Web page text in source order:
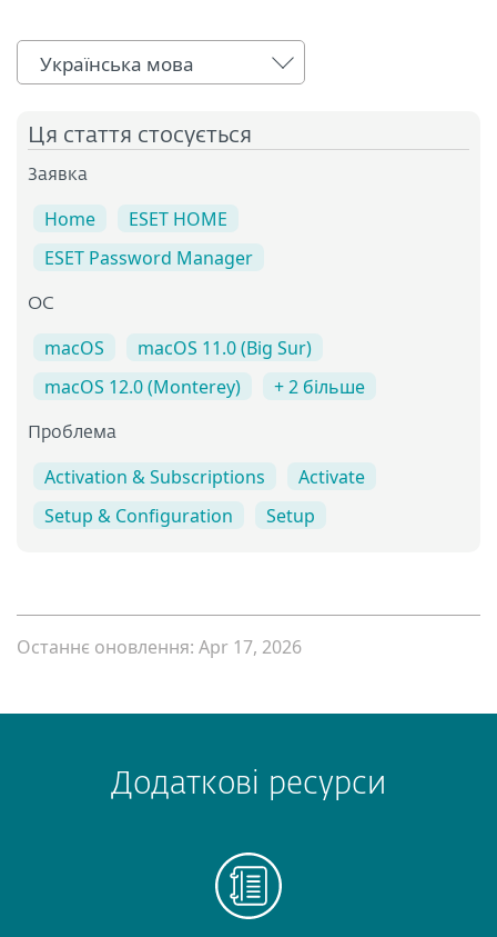
Українська мова
Ця стаття стосується
Заявка
Home
ESET HOME
ESET Password Manager
ОС
macOS
macOS 11.0 (Big Sur)
macOS 12.0 (Monterey)
+ 2 більше
Проблема
Activation & Subscriptions
Activate
Setup & Configuration
Setup
Останнє оновлення: Apr 17, 2026
Додаткові ресурси